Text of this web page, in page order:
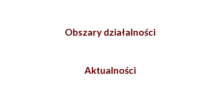
Obszary działalności
Aktualności